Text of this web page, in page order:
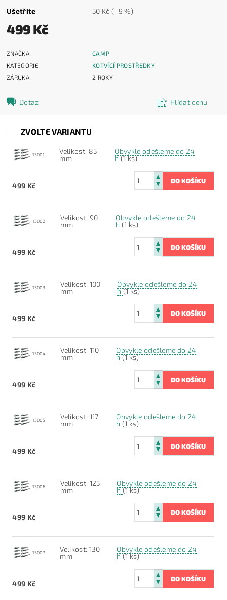
Ušetříte
50 Kč(–9 %)
499 Kč
ZNAČKA
CAMP
KATEGORIE
KOTVÍCÍ PROSTŘEDKY
ZÁRUKA
2 ROKY
Dotaz Hlídat cenu
ZVOLTE VARIANTU
13001
Velikost: 85
mm
Obvykle odešleme do 24
h(1 ks)
499 Kč
13002
Velikost: 90
mm
Obvykle odešleme do 24
h(1 ks)
499 Kč
13003
Velikost: 100
mm
Obvykle odešleme do 24
h(1 ks)
499 Kč
13004
Velikost: 110
mm
Obvykle odešleme do 24
h(1 ks)
499 Kč
13005
Velikost: 117
mm
Obvykle odešleme do 24
h(1 ks)
499 Kč
13006
Velikost: 125
mm
Obvykle odešleme do 24
h(1 ks)
499 Kč
13007
Velikost: 130
mm
Obvykle odešleme do 24
h(1 ks)
499 Kč